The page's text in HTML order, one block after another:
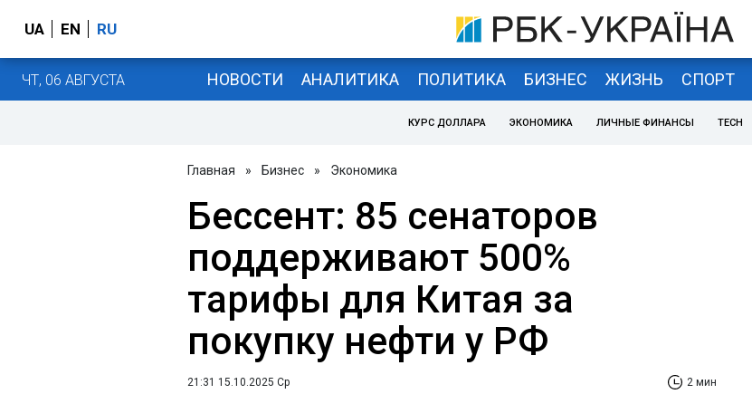
UA EN RU
ЧТ, 06 АВГУСТА НОВОСТИ АНАЛИТИКА ПОЛИТИКА БИЗНЕС ЖИЗНЬ СПОРТ
КУРС ДОЛЛАРА ЭКОНОМИКА ЛИЧНЫЕ ФИНАНСЫ TECH
Главная » Бизнес » Экономика
Бессент: 85 сенаторов
поддерживают 500%
тарифы для Китая за
покупку нефти у РФ
21:31 15.10.2025 Ср 2 мин